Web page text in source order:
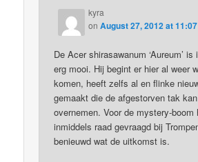
kyra
onAugust 27, 2012 at 11:07
De Acer shirasawanum ‘Aureum’ is
erg mooi. Hij begint er hier al weer
komen, heeft zelfs al en flinke
gemaakt die de afgestorven tak
overnemen. Voor de mystery-boom
inmiddels raad gevraagd bij
benieuwd wat de uitkomst is.